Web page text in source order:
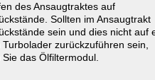
des Ansaugtraktes auf
Sollten im Ansaugtrakt
sein und dies nicht auf
zurückzuführen sein,
das Ölfiltermodul.